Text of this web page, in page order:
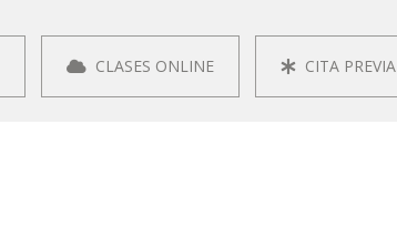
CLASES ONLINE CITA PREVIA